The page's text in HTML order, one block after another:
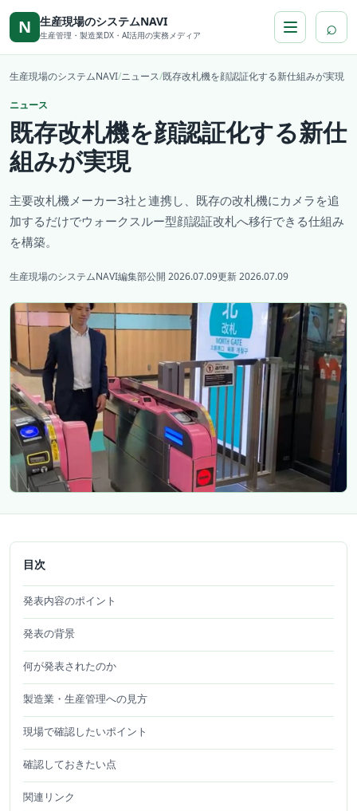
本文へ移動
N 生産現場のシステムNAVI
生産管理・製造業DX・AI活用の実務メディア ⌕
生産現場のシステムNAVI/ニュース/既存改札機を顔認証化する新仕組みが実現
ニュース
既存改札機を顔認証化する新仕
組みが実現
主要改札機メーカー3社と連携し、既存の改札機にカメラを追
加するだけでウォークスルー型顔認証改札へ移行できる仕組み
を構築。
生産現場のシステムNAVI編集部公開 2026.07.09更新 2026.07.09
目次
発表内容のポイント
発表の背景
何が発表されたのか
製造業・生産管理への見方
現場で確認したいポイント
確認しておきたい点
関連リンク